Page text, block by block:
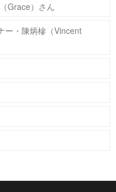
Grace）さん
ー・陳炳槮（Vincent